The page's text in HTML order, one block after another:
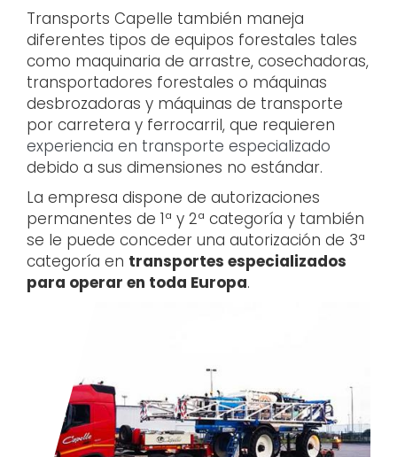
Transports Capelle también maneja
diferentes tipos de equipos forestales tales
como maquinaria de arrastre, cosechadoras,
transportadores forestales o máquinas
desbrozadoras y máquinas de transporte
por carretera y ferrocarril, que requieren
experiencia en transporte especializado
debido a sus dimensiones no estándar.
La empresa dispone de autorizaciones
permanentes de 1ª y 2ª categoría y también
se le puede conceder una autorización de 3ª
categoría en transportes especializados
para operar en toda Europa.